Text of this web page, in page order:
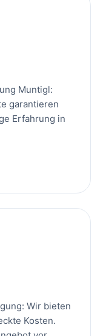
Muntigl:
garantieren
Erfahrung in
Wir bieten
Kosten.